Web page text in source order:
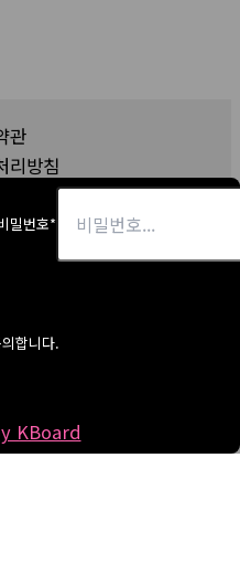
관
리방침
밀번호*
합니다.
KBoard
결혼
사업자등록번호: 341-28-01490
-안산-국내-22-0002호
8312 팩스: 031-485-5097 이메